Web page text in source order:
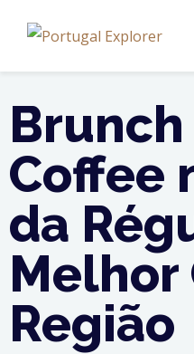
Brunch
Coffee
da
Melhor
Região